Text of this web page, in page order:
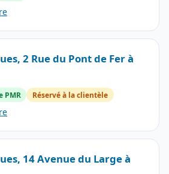
2 Rue du Pont de Fer à
PMR Réservé à la clientèle
14 Avenue du Large à